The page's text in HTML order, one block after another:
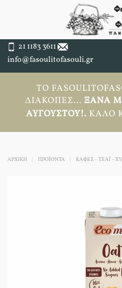
21 1183 3611
info@fasoulitofasouli.gr
ΤΟ
ΔΙΑΚΟΠΈΣ... ΞΑΝΆ
ΑΥΓΟΎΣΤΟΥ!. ΚΑΛΌ
ΑΡΧΙΚΉ ΠΡΟΪΟΝΤΑ ΚΑΦΕΣ - ΤΣΑΪ -